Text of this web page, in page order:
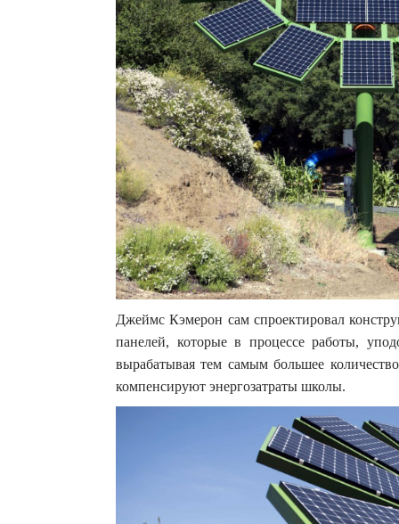
Джеймс Кэмерон сам спроектировал
панелей, которые в процессе работы,
вырабатывая тем самым большее
компенсируют энергозатраты школы.